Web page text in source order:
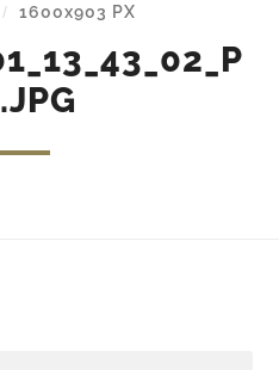
/ 1600x903 PX